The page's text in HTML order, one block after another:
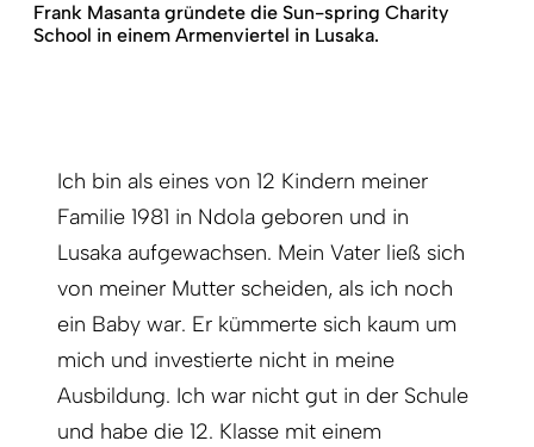
Frank Masanta gründete die Sun-spring Charity
School in einem Armenviertel in Lusaka.
Ich bin als eines von 12 Kindern meiner
Familie 1981 in Ndola geboren und in
Lusaka aufgewachsen. Mein Vater ließ sich
von meiner Mutter scheiden, als ich noch
ein Baby war. Er kümmerte sich kaum um
mich und investierte nicht in meine
Ausbildung. Ich war nicht gut in der Schule
und habe die 12. Klasse mit einem